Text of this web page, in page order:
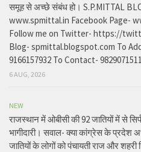
समूह से अच्छे संबंध हो। S.P.MITTAL
www.spmittal.in Facebook Page-
Follow me on Twitter- https://
Blog- spmittal.blogspot.com To
9166157932 To Contact- 9829071511
6 AUG, 2026
NEW
राजस्थान में ओबीसी की 92 जातियों में से
भागीदारी। सवाल- क्या कांग्रेस के प्रदेश
जातियों के लोगों को पंचायती राज और शहरी